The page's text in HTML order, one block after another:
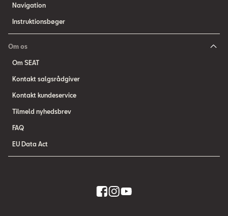
Navigation
Instruktionsbøger
Om os
Om SEAT
Kontakt salgsrådgiver
Kontakt kundeservice
Tilmeld nyhedsbrev
FAQ
EU Data Act